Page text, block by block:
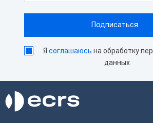
Ясоглашаюсь на обработку
данных